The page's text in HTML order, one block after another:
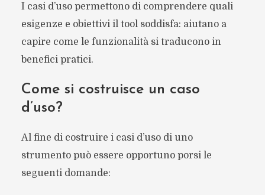
I casi d’uso permettono di comprendere quali
esigenze e obiettivi il tool soddisfa: aiutano a
capire come le funzionalità si traducono in
benefici pratici.
Come si costruisce un caso
d’uso?
Al fine di costruire i casi d’uso di uno
strumento può essere opportuno porsi le
seguenti domande: